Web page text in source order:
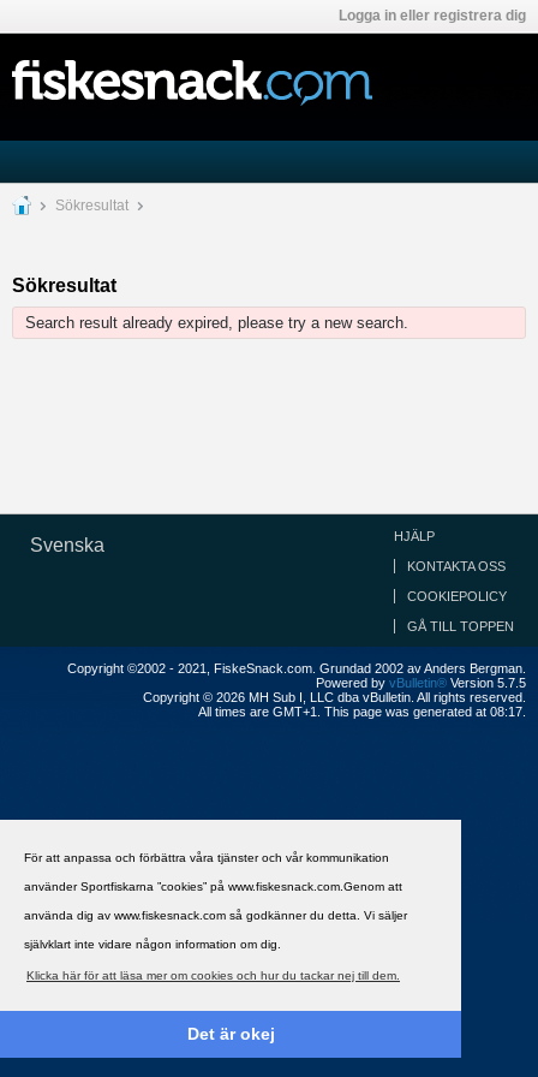
För att anpassa och förbättra våra tjänster och vår kommunikation
använder Sportfiskarna ”cookies” på www.fiskesnack.com.Genom att
använda dig av www.fiskesnack.com så godkänner du detta. Vi säljer
självklart inte vidare någon information om dig.
Klicka här för att läsa mer om cookies och hur du tackar nej till dem.
Det är okej
Logga in eller registrera dig
Sökresultat
Sökresultat
Search result already expired, please try a new search.
Svenska HJÄLP
KONTAKTA OSS
COOKIEPOLICY
GÅ TILL TOPPEN
Copyright ©2002 - 2021, FiskeSnack.com. Grundad 2002 av Anders Bergman.
Powered by vBulletin® Version 5.7.5
Copyright © 2026 MH Sub I, LLC dba vBulletin. All rights reserved.
All times are GMT+1. This page was generated at 08:17.